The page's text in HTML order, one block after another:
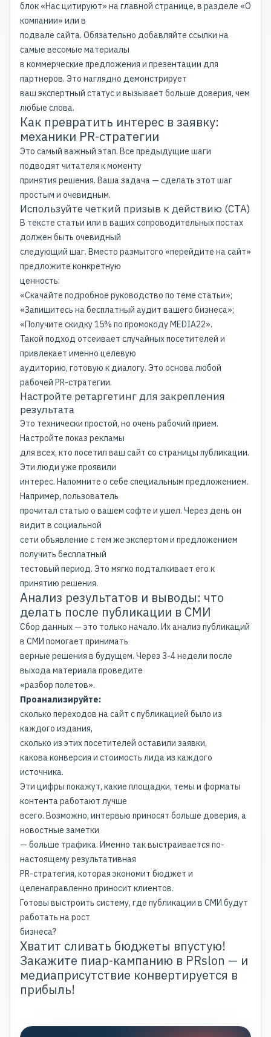
блок «Нас цитируют» на главной странице, в разделе «О
компании» или в
подвале сайта. Обязательно добавляйте ссылки на
самые весомые материалы
в коммерческие предложения и презентации для
партнеров. Это наглядно демонстрирует
ваш экспертный статус и вызывает больше доверия, чем
любые слова.
Как превратить интерес в заявку:
механики PR-стратегии
Это самый важный этап. Все предыдущие шаги
подводят читателя к моменту
принятия решения. Ваша задача — сделать этот шаг
простым и очевидным.
Используйте четкий призыв к действию (CTA)
В тексте статьи или в ваших сопроводительных постах
должен быть очевидный
следующий шаг. Вместо размытого «перейдите на сайт»
предложите конкретную
ценность:
«Скачайте подробное руководство по теме статьи»;
«Запишитесь на бесплатный аудит вашего бизнеса»;
«Получите скидку 15% по промокоду MEDIA22».
Такой подход отсеивает случайных посетителей и
привлекает именно целевую
аудиторию, готовую к диалогу. Это основа любой
рабочей PR-стратегии.
Настройте ретаргетинг для закрепления
результата
Это технически простой, но очень рабочий прием.
Настройте показ рекламы
для всех, кто посетил ваш сайт со страницы публикации.
Эти люди уже проявили
интерес. Напомните о себе специальным предложением.
Например, пользователь
прочитал статью о вашем софте и ушел. Через день он
видит в социальной
сети объявление с тем же экспертом и предложением
получить бесплатный
тестовый период. Это мягко подталкивает его к
принятию решения.
Анализ результатов и выводы: что
делать после публикации в СМИ
Сбор данных — это только начало. Их анализ публикаций
в СМИ помогает принимать
верные решения в будущем. Через 3-4 недели после
выхода материала проведите
«разбор полетов».
Проанализируйте:
сколько переходов на сайт с публикацией было из
каждого издания,
сколько из этих посетителей оставили заявки,
какова конверсия и стоимость лида из каждого
источника.
Эти цифры покажут, какие площадки, темы и форматы
контента работают лучше
всего. Возможно, интервью приносят больше доверия, а
новостные заметки
— больше трафика. Именно так выстраивается по-
настоящему результативная
PR-стратегия, которая экономит бюджет и
целенаправленно приносит клиентов.
Готовы выстроить систему, где публикации в СМИ будут
работать на рост
бизнеса?
Хватит сливать бюджеты впустую!
Закажите пиар-кампанию в PRslon — и
медиаприсутствие конвертируется в
прибыль!